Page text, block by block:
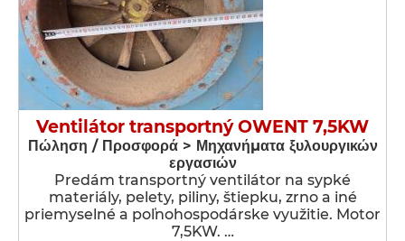
Ventilátor transportný OWENT 7,5KW
Πώληση / Προσφορά > Μηχανήματα ξυλουργικών
εργασιών
Predám transportný ventilátor na sypké
materiály, pelety, piliny, štiepku, zrno a iné
priemyselné a poľnohospodárske využitie. Motor
7,5KW. …